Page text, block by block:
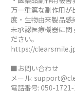
万一重篤な副作用
度・生物由来製品感
未承認医療機器に関
ださい。
https://
■お問い合わせ
メール:
電話番号: 050-